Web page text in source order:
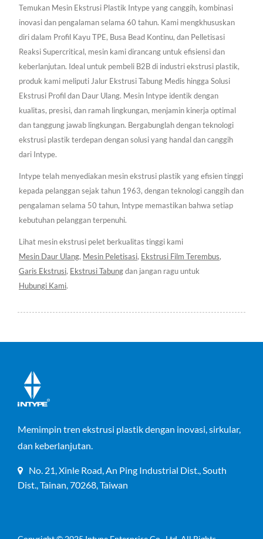
Temukan Mesin Ekstrusi Plastik Intype yang canggih, kombinasi
inovasi dan pengalaman selama 60 tahun. Kami mengkhususkan
diri dalam Profil Kayu TPE, Busa Bead Kontinu, dan Pelletisasi
Reaksi Supercritical, mesin kami dirancang untuk efisiensi dan
keberlanjutan. Ideal untuk pembeli B2B di industri ekstrusi plastik,
produk kami meliputi Jalur Ekstrusi Tabung Medis hingga Solusi
Ekstrusi Profil dan Daur Ulang. Mesin Intype identik dengan
kualitas, presisi, dan ramah lingkungan, menjamin kinerja optimal
dan tanggung jawab lingkungan. Bergabunglah dengan teknologi
ekstrusi plastik terdepan dengan solusi yang handal dan canggih
dari Intype.
Intype telah menyediakan mesin ekstrusi plastik yang efisien tinggi
kepada pelanggan sejak tahun 1963, dengan teknologi canggih dan
pengalaman selama 50 tahun, Intype memastikan bahwa setiap
kebutuhan pelanggan terpenuhi.
Lihat mesin ekstrusi pelet berkualitas tinggi kami
Mesin Daur Ulang, Mesin Peletisasi, Ekstrusi Film Terembus,
Garis Ekstrusi, Ekstrusi Tabungdan jangan ragu untuk
Hubungi Kami.
Memimpin tren ekstrusi plastik dengan inovasi, sirkular,
dan keberlanjutan.
No. 21, Xinle Road, An Ping Industrial Dist., South
Dist., Tainan, 70268, Taiwan